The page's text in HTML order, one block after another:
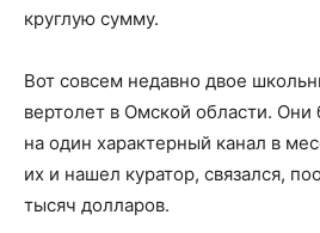
круглую сумму.
Вот совсем недавно двое
вертолет в Омской области.
на один характерный канал в
их и нашел куратор, связался,
тысяч долларов.